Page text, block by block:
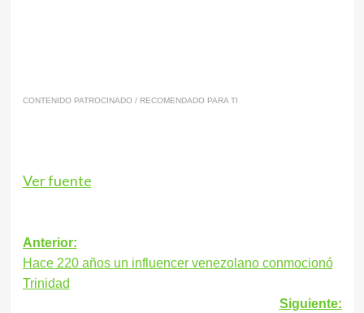
CONTENIDO PATROCINADO / RECOMENDADO PARA TI
Ver fuente
Navegación
de
entradas
Anterior:
Hace 220 años un influencer venezolano conmocionó
Trinidad
Siguiente: